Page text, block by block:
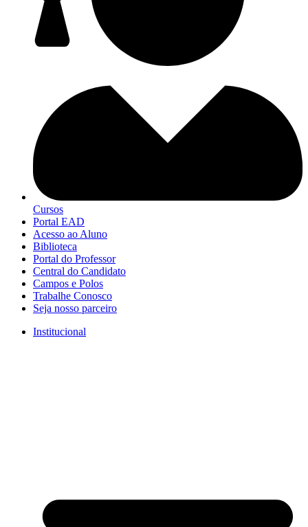
Cursos
Portal EAD
Acesso ao Aluno
Biblioteca
Portal do Professor
Central do Candidato
Campos e Polos
Trabalhe Conosco
Seja nosso parceiro
Institucional